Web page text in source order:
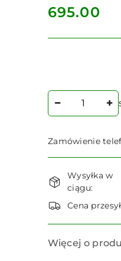
cena:
695.00
Ilość
Zamówienie
Dostępność
i
dostawa
Wysyłka w
ciągu:
Cena
Więcej o